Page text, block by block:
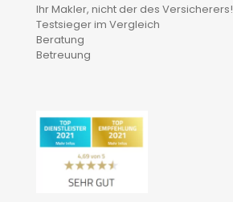
Ihr Makler, nicht der des Versicherers!
Testsieger im Vergleich
Beratung
Betreuung